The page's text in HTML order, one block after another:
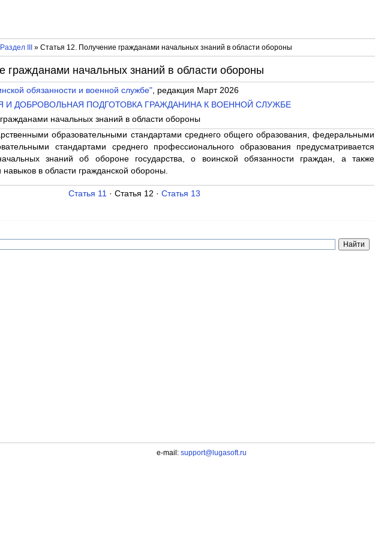
Раздел III » Статья 12. Получение гражданами начальных знаний в области обороны
гражданами начальных знаний в области обороны
обязанности и военной службе", редакция Март 2026
И ДОБРОВОЛЬНАЯ ПОДГОТОВКА ГРАЖДАНИНА К ВОЕННОЙ СЛУЖБЕ
начальных знаний в области обороны
образовательными стандартами среднего общего образования, федеральными
стандартами среднего профессионального образования предусматривается
знаний об обороне государства, о воинской обязанности граждан, а также
в области гражданской обороны.
Статья 11 · Статья 12 · Статья 13
e-mail: support@lugasoft.ru